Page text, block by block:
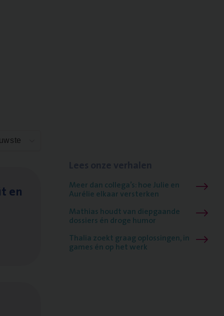
en Meer dan collega’s: hoe Julie en
Aurélie elkaar versterken
Mathias houdt van diepgaande
dossiers én droge humor
Thalia zoekt graag oplossingen, in
games én op het werk